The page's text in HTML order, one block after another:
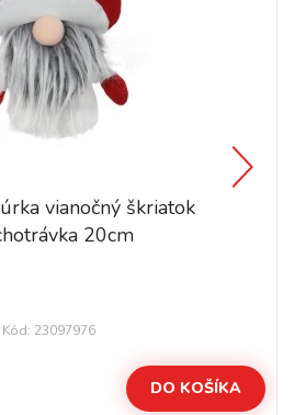
vianočný škriatok
20cm
Kód: 23097976
DO KOŠÍKA